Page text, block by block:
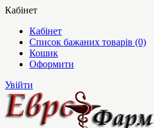
Кабінет
Кабінет
Список бажаних товарів (0)
Кошик
Оформити
Увійти